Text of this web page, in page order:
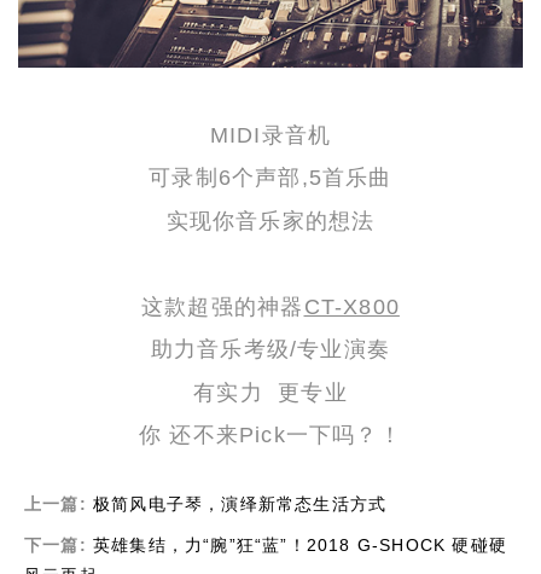
MIDI录音机
可录制6个声部,5首乐曲
实现你音乐家的想法
这款超强的神器 CT-X800
助力音乐考级/专业演奏
有实力 更专业
你 还不来Pick一下吗？！
上一篇: 极简风电子琴，演绎新常态生活方式
下一篇: 英雄集结，力“腕”狂“蓝”！2018 G-SHOCK 硬碰硬